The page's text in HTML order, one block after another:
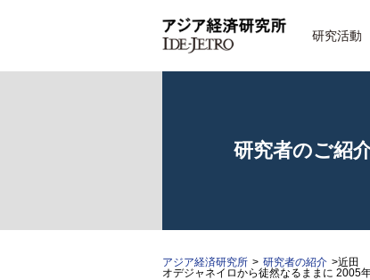
研究活動
研究者のご紹
アジア経済研究所 > 研究者の紹介 >近田
オデジャネイロから徒然なるままに 2005